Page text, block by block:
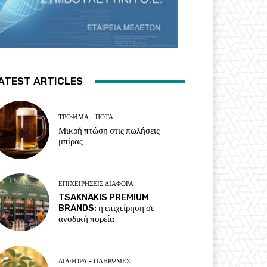
ARTICLES
ΤΡΌΦΙΜΑ - ΠΟΤΆ
Μικρή πτώση στις πωλήσεις
μπίρας
ΕΠΙΧΕΙΡΉΣΕΙΣ ΔΙΆΦΟΡΑ
TSAKNAKIS PREMIUM
BRANDS: η επιχείρηση σε
ανοδική πορεία
ΔΙΆΦΟΡΑ - ΠΛΗΡΩΜΈΣ